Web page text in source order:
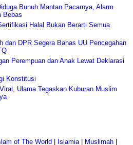
Bunuh Mantan Pacarnya, Alarm
Bebas
Halal Bukan Berarti Semua
dan DPR Segera Bahas UU Pencegahan
Perempuan dan Anak Lewat Deklarasi
Konstitusi
Ulama Tegaskan Kuburan Muslim
of The World Islamia| Muslimah|